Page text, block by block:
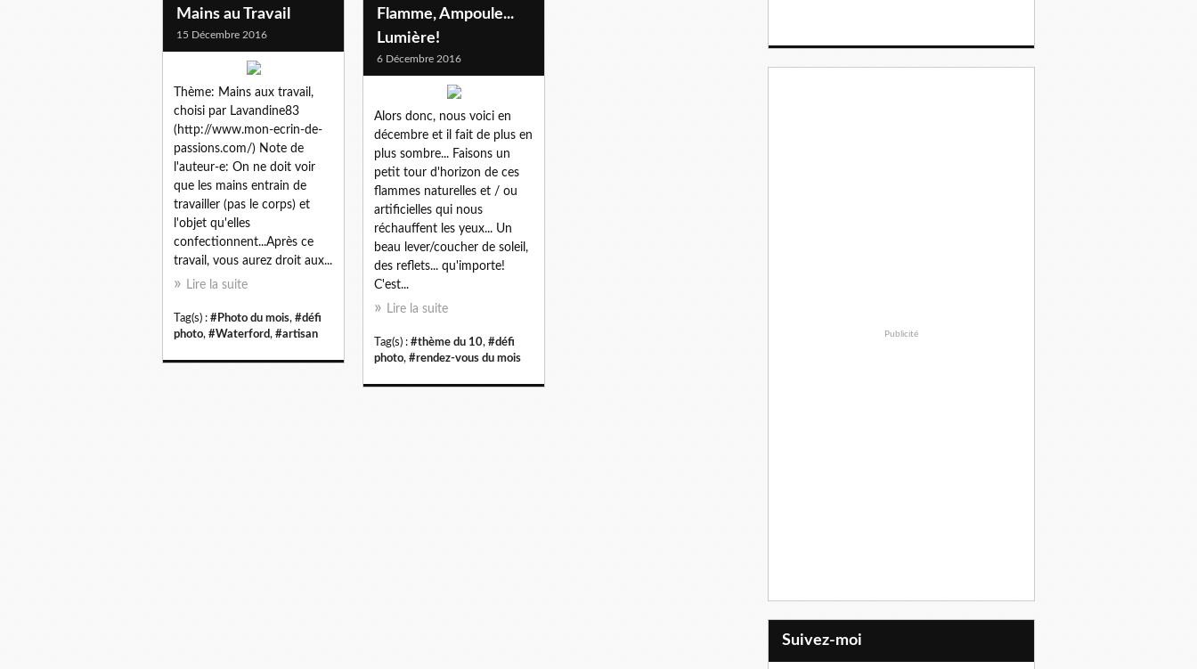
Mains au Travail
15 Décembre 2016
Thème: Mains aux travail,
choisi par Lavandine83
(http://www.mon-ecrin-de-
passions.com/) Note de
l'auteur-e: On ne doit voir
que les mains entrain de
travailler (pas le corps) et
l'objet qu'elles
confectionnent...Après ce
travail, vous aurez droit aux...
Lire la suite
Tag(s) : #Photo du mois, #défi
photo, #Waterford, #artisan
Flamme, Ampoule...
Lumière!
6 Décembre 2016
Alors donc, nous voici en
décembre et il fait de plus en
plus sombre... Faisons un
petit tour d'horizon de ces
flammes naturelles et / ou
artificielles qui nous
réchauffent les yeux... Un
beau lever/coucher de soleil,
des reflets... qu'importe!
C'est...
Lire la suite
Tag(s) : #thème du 10, #défi
photo, #rendez-vous du mois
Publicité
Suivez-moi